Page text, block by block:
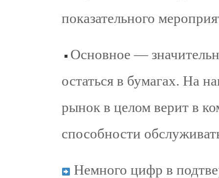
показательного
Основное —
остаться в бумагах. На
рынок в целом верит в
способности
Немного цифр в